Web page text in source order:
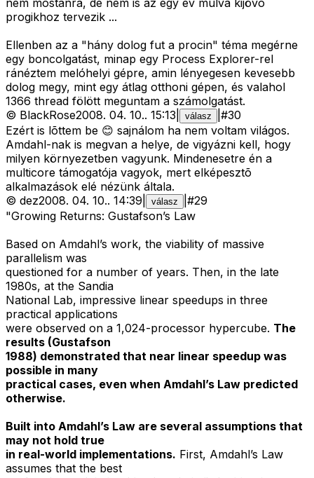
nem mostanra, de nem is az egy év múlva kijövõ
progikhoz tervezik ...
Ellenben az a "hány dolog fut a procin" téma megérne
egy boncolgatást, minap egy Process Explorer-rel
ránéztem melóhelyi gépre, amin lényegesen kevesebb
dolog megy, mint egy átlag otthoni gépen, és valahol
1366 thread fölött meguntam a számolgatást.
© BlackRose2008. 04. 10.. 15:13 válasz #30
Ezért is lõttem be 😊 sajnálom ha nem voltam világos.
Amdahl-nak is megvan a helye, de vigyázni kell, hogy
milyen környezetben vagyunk. Mindenesetre én a
multicore támogatója vagyok, mert elképesztõ
alkalmazások elé nézünk általa.
© dez2008. 04. 10.. 14:39 válasz #29
"Growing Returns: Gustafson’s Law
Based on Amdahl’s work, the viability of massive
parallelism was
questioned for a number of years. Then, in the late
1980s, at the Sandia
National Lab, impressive linear speedups in three
practical applications
were observed on a 1,024-processor hypercube. The
results (Gustafson
1988) demonstrated that near linear speedup was
possible in many
practical cases, even when Amdahl’s Law predicted
otherwise.
Built into Amdahl’s Law are several assumptions that
may not hold true
in real-world implementations. First, Amdahl’s Law
assumes that the best